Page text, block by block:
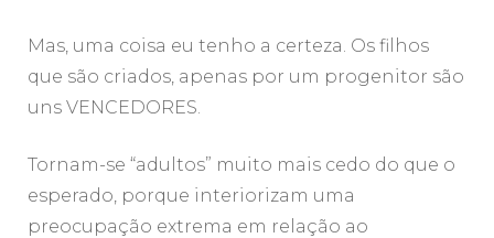
Mas, uma coisa eu tenho a certeza. Os filhos
que são criados, apenas por um progenitor são
uns VENCEDORES.
Tornam-se “adultos” muito mais cedo do que o
esperado, porque interiorizam uma
preocupação extrema em relação ao